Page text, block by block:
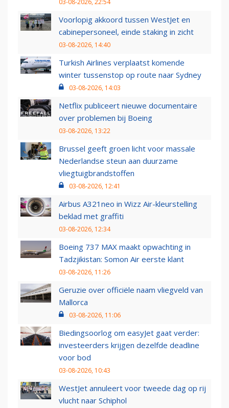
Voorlopig akkoord tussen WestJet en
cabinepersoneel, einde staking in zicht
03-08-2026, 14:40
Turkish Airlines verplaatst komende
winter tussenstop op route naar Sydney
03-08-2026, 14:03
Netflix publiceert nieuwe documentaire
over problemen bij Boeing
03-08-2026, 13:22
Brussel geeft groen licht voor massale
Nederlandse steun aan duurzame
vliegtuigbrandstoffen
03-08-2026, 12:41
Airbus A321neo in Wizz Air-kleurstelling
beklad met graffiti
03-08-2026, 12:34
Boeing 737 MAX maakt opwachting in
Tadzjikistan: Somon Air eerste klant
03-08-2026, 11:26
Geruzie over officiële naam vliegveld van
Mallorca
03-08-2026, 11:06
Biedingsoorlog om easyJet gaat verder:
investeerders krijgen dezelfde deadline
voor bod
03-08-2026, 10:43
WestJet annuleert voor tweede dag op rij
vlucht naar Schiphol